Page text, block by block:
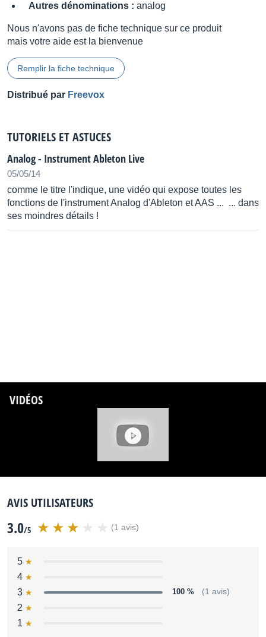
Autres dénominations : analog
Nous n'avons pas de fiche technique sur ce produit
mais votre aide est la bienvenue
Remplir la fiche technique
Distribué par Freevox
TUTORIELS ET ASTUCES
Analog - Instrument Ableton Live
05/05/14
comme le titre l'indique, une vidéo qui expose toutes les
fonctions de l'instrument Analog d'Ableton et AAS ... ... dans
ses moindres détails !
VIDÉOS
AVIS UTILISATEURS
3.0/5 (1 avis)
5
4
3
100 % (1 avis)
2
1